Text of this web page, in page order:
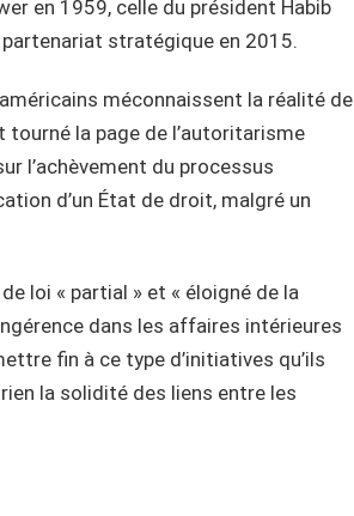
en 1959, celle du président Habib
partenariat stratégique en 2015.
méconnaissent la réalité de
la page de l’autoritarisme
l’achèvement du processus
d’un État de droit, malgré un
loi « partial » et « éloigné de la
dans les affaires intérieures
fin à ce type d’initiatives qu’ils
la solidité des liens entre les